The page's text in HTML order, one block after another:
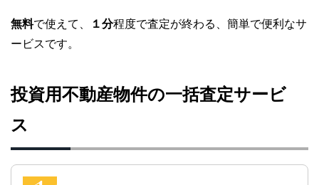
無料で使えて、 １分程度で査定が終わる、簡単で便利なサ
ービスです。
投資用不動産物件の一括査定サービ
ス